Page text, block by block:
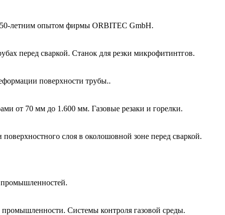
50-летним опытом фирмы ORBITEC GmbH.
перед сваркой. Станок для резки микрофитинтгов.
поверхности трубы..
от 70 мм до 1.600 мм. Газовые резаки и горелки.
слоя в околошовной зоне перед сваркой.
промышленностей.
Системы контроля газовой среды.